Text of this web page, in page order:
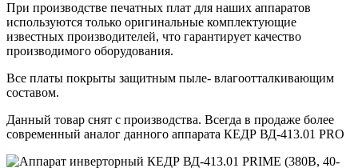
При производстве печатных плат для наших аппаратов
используются только оригинальные комплектующие
известных производителей, что гарантирует качество
производимого оборудования.
Все платы покрыты защитным пыле- влагоотталкивающим
составом.
Данный товар снят с производства. Всегда в продаже более
современный аналог данного аппарата КЕДР ВД-413.01 PRO